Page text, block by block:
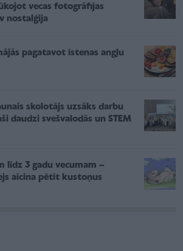
vecas fotogrāfijas
nostalģija
pagatavot īstenas angļu
skolotājs uzsāks darbu
daudzi svešvalodās un STEM
līdz 3 gadu vecumam –
aicina pētīt kustoņus